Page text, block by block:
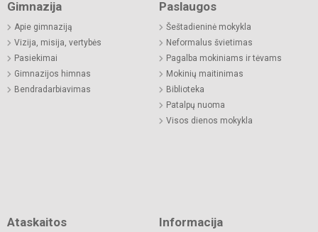
Gimnazija
Apie gimnaziją
Vizija, misija, vertybės
Pasiekimai
Gimnazijos himnas
Bendradarbiavimas
Paslaugos
Šeštadieninė mokykla
Neformalus švietimas
Pagalba mokiniams ir tėvams
Mokinių maitinimas
Biblioteka
Patalpų nuoma
Visos dienos mokykla
Ataskaitos Informacija